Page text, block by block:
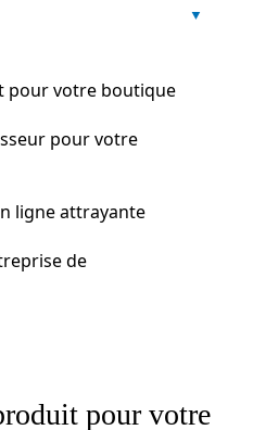
pour votre boutique
pour votre
ligne attrayante
de
pour votre